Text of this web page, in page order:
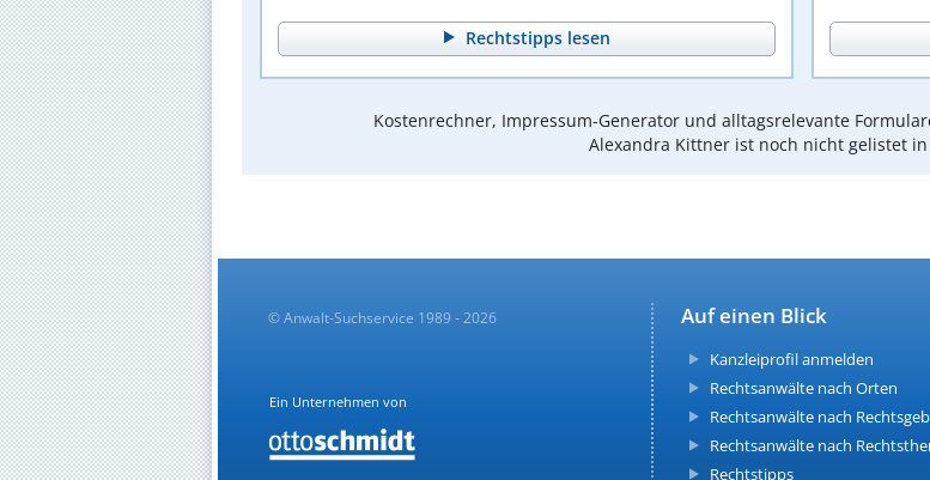
Rechtstipps lesen
Kostenrechner, Impressum-Generator und alltagsrelevante
Alexandra Kittner ist noch nicht gelistet
Auf einen Blick
Kanzleiprofil anmelden
Rechtsanwälte nach Orten
Rechtsanwälte nach
Rechtsanwälte nach
Rechtstipps
© Anwalt-Suchservice 1989 - 2026
Ein Unternehmen von